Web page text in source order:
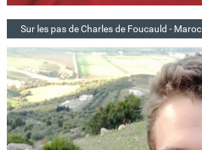
Sur les pas de Charles de Foucauld - Maroc